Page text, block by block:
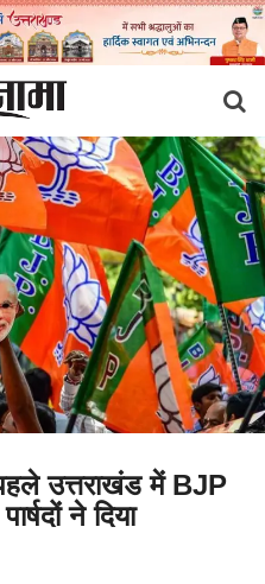
उत्तराखंड में BJP
ने दिया